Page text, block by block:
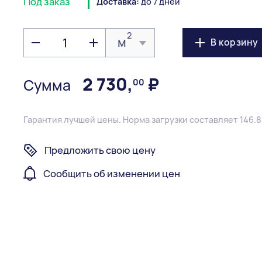
м2
Сумма 2 730, 00 ₽
В корзину
Гарантия лучшей цены. Норма загрузки составляет
Предложить свою цену
Сообщить об изменении цен